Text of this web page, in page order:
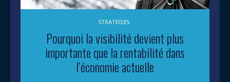
STRATEGIES
Pourquoi la visibilité devient plus
importante que la rentabilité dans
l’économie actuelle